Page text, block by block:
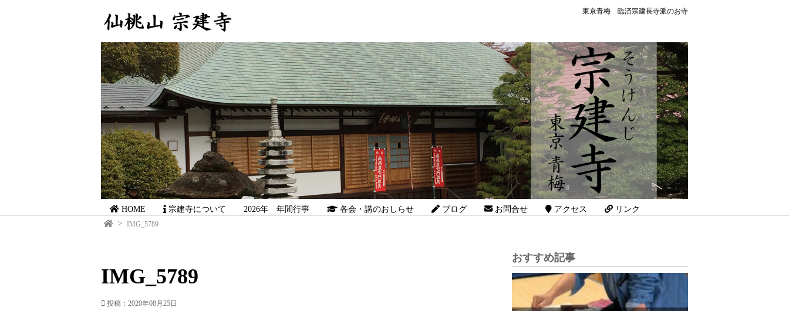
東京青梅 臨済宗建長寺派のお寺
HOME 宗建寺について 2026年 年間行事 各会・講のおしらせ ブログ お問合せ アクセス リンク
IMG_5789
IMG_5789
投稿：2020年08月25日
おすすめ記事